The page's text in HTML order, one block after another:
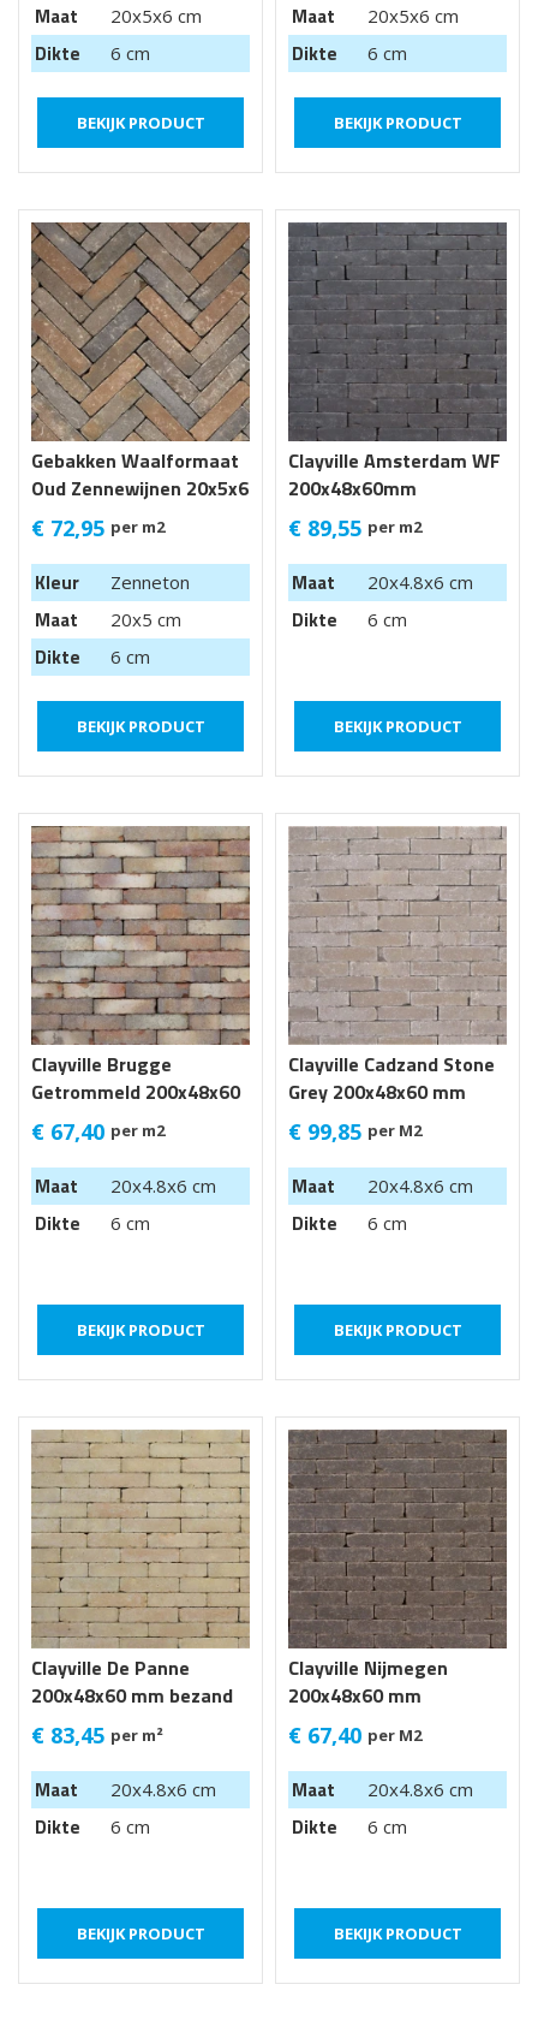
Maat 20x5x6 cm
Dikte 6 cm
BEKIJK PRODUCT
Maat 20x5x6 cm
Dikte 6 cm
BEKIJK PRODUCT
Gebakken Waalformaat
Oud Zennewijnen 20x5x6
cm
€ 72,95 per m2
Kleur Zenneton
Maat 20x5 cm
Dikte 6 cm
BEKIJK PRODUCT
Clayville Amsterdam WF
200x48x60mm
getrommeld
€ 89,55 per m2
Maat 20x4.8x6 cm
Dikte 6 cm
BEKIJK PRODUCT
Clayville Brugge
Getrommeld 200x48x60
mm bezand
€ 67,40 per m2
Maat 20x4.8x6 cm
Dikte 6 cm
BEKIJK PRODUCT
Clayville Cadzand Stone
Grey 200x48x60 mm
Getrommeld
€ 99,85 per M2
Maat 20x4.8x6 cm
Dikte 6 cm
BEKIJK PRODUCT
Clayville De Panne
200x48x60 mm bezand
getrommeld
€ 83,45 per m²
Maat 20x4.8x6 cm
Dikte 6 cm
BEKIJK PRODUCT
Clayville Nijmegen
200x48x60 mm
Getrommeld
€ 67,40 per M2
Maat 20x4.8x6 cm
Dikte 6 cm
BEKIJK PRODUCT